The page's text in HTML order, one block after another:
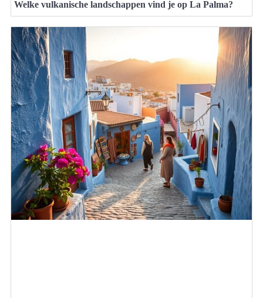
Welke vulkanische landschappen vind je op La Palma?